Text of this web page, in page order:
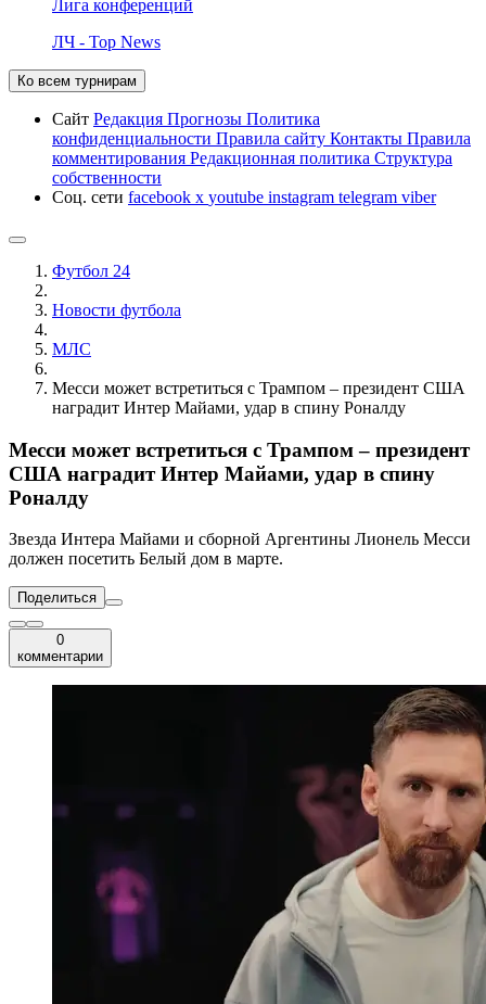
Лига конференций
ЛЧ - Top News
Ко всем турнирам
Сайт Редакция Прогнозы Политика
конфиденциальности Правила сайту Контакты Правила
комментирования Редакционная политика Структура
собственности
Соц. сети facebook x youtube instagram telegram viber
Футбол 24
Новости футбола
МЛС
Месси может встретиться с Трампом – президент США
наградит Интер Майами, удар в спину Роналду
Месси может встретиться с Трампом – президент
США наградит Интер Майами, удар в спину
Роналду
Звезда Интера Майами и сборной Аргентины Лионель Месси
должен посетить Белый дом в марте.
Поделиться
0
комментарии